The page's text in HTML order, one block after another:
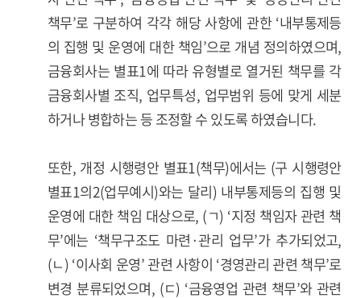
책무’로 구분하여 각각 해당 사항에 관한 ‘내부통제등
의 집행 및 운영에 대한 책임’으로 개념 정의하였으며,
금융회사는 별표1에 따라 유형별로 열거된 책무를 각
금융회사별 조직, 업무특성, 업무범위 등에 맞게 세분
하거나 병합하는 등 조정할 수 있도록 하였습니다.
또한, 개정 시행령안 별표1(책무)에서는 (구 시행령안
별표1의2(업무예시)와는 달리) 내부통제등의 집행 및
운영에 대한 책임 대상으로, (ㄱ) ‘지정 책임자 관련 책
무’에는 ‘책무구조도 마련·관리 업무’가 추가되었고,
(ㄴ) ‘이사회 운영’ 관련 사항이 ‘경영관리 관련 책무’로
변경 분류되었으며, (ㄷ) ‘금융영업 관련 책무’와 관련